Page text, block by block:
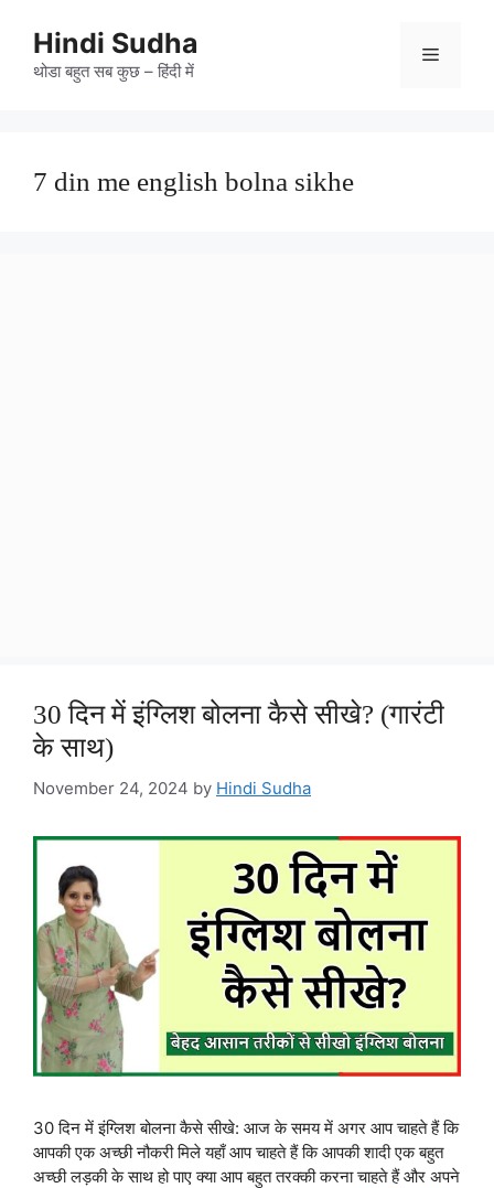
contentHindi Sudha
थोडा बहुत सब कुछ – हिंदी में
Menu
7 din me english bolna sikhe
30 दिन में इंग्लिश बोलना कैसे सीखे? (गारंटी
के साथ)
November 24, 2024 by Hindi Sudha
30 दिन में इंग्लिश बोलना कैसे सीखे: आज के समय में अगर आप चाहते हैं कि
आपकी एक अच्छी नौकरी मिले यहाँ आप चाहते हैं कि आपकी शादी एक बहुत
अच्छी लड़की के साथ हो पाए क्या आप बहुत तरक्की करना चाहते हैं और अपने